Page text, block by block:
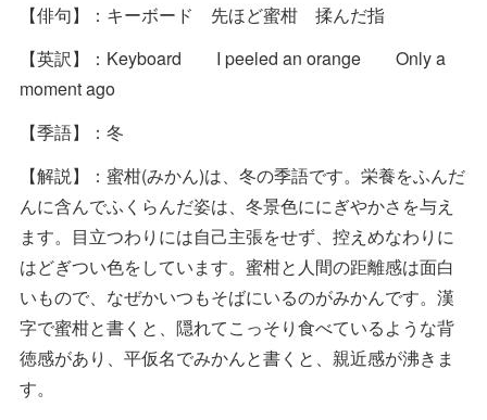
【俳句】：キーボード 先ほど蜜柑 揉んだ指
【英訳】：Keyboard I peeled an orange Only a
moment ago
【季語】：冬
【解説】：蜜柑(みかん)は、冬の季語です。栄養をふんだ
んに含んでふくらんだ姿は、冬景色ににぎやかさを与え
ます。目立つわりには自己主張をせず、控えめなわりに
はどぎつい色をしています。蜜柑と人間の距離感は面白
いもので、なぜかいつもそばにいるのがみかんです。漢
字で蜜柑と書くと、隠れてこっそり食べているような背
徳感があり、平仮名でみかんと書くと、親近感が沸きま
す。